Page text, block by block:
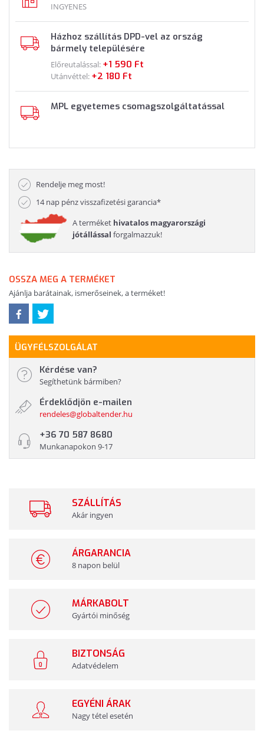
INGYENES
Házhoz szállítás DPD-vel az ország
bármely településére
Előreutalással: +1 590 Ft
Utánvéttel: +2 180 Ft
MPL egyetemes csomagszolgáltatással
Rendelje meg most!
14 nap pénz visszafizetési garancia*
A terméket hivatalos magyarországi
jótállással forgalmazzuk!
OSSZA MEG A TERMÉKET
Ajánlja barátainak, ismerőseinek, a terméket!
ÜGYFÉLSZOLGÁLAT
Kérdése van?
Segíthetünk bármiben?
Érdeklődjön e-mailen
rendeles@globaltender.hu
+36 70 587 8680
Munkanapokon 9-17
SZÁLLÍTÁS
Akár ingyen
ÁRGARANCIA
8 napon belül
MÁRKABOLT
Gyártói minőség
BIZTONSÁG
Adatvédelem
EGYÉNI ÁRAK
Nagy tétel esetén